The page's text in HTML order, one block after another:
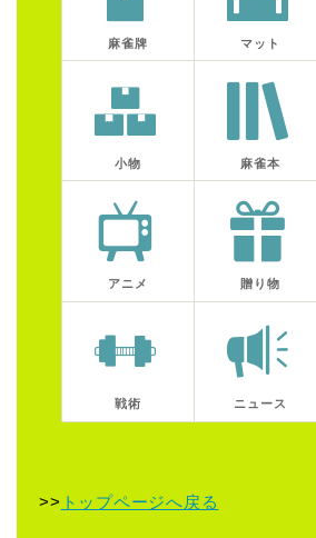
麻雀牌 マット
小物 麻雀本
アニメ 贈り物
戦術 ニュース
>> トップページへ戻る